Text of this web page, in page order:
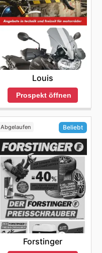
Louis
Prospekt öffnen
Abgelaufen Beliebt
Forstinger